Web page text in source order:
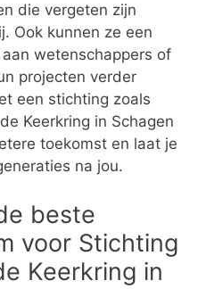
die vergeten zijn
Ook kunnen ze een
wetenschappers of
projecten verder
een stichting zoals
Keerkring in Schagen
toekomst en laat je
na jou.
beste
voor Stichting
Keerkring in